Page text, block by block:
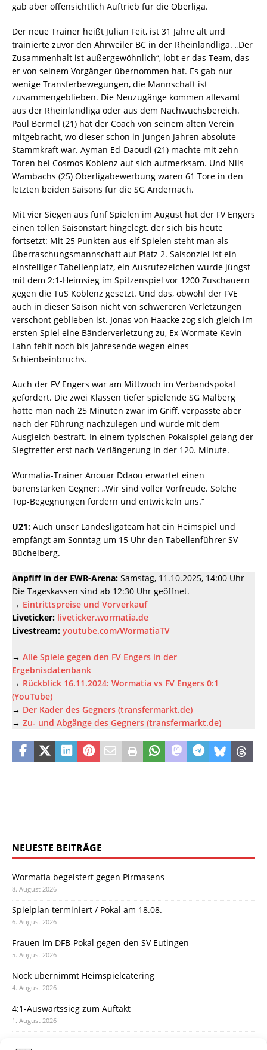
gab aber offensichtlich Auftrieb für die Oberliga.
Der neue Trainer heißt Julian Feit, ist 31 Jahre alt und
trainierte zuvor den Ahrweiler BC in der Rheinlandliga. „Der
Zusammenhalt ist außergewöhnlich“, lobt er das Team, das
er von seinem Vorgänger übernommen hat. Es gab nur
wenige Transferbewegungen, die Mannschaft ist
zusammengeblieben. Die Neuzugänge kommen allesamt
aus der Rheinlandliga oder aus dem Nachwuchsbereich.
Paul Bermel (21) hat der Coach von seinem alten Verein
mitgebracht, wo dieser schon in jungen Jahren absolute
Stammkraft war. Ayman Ed-Daoudi (21) machte mit zehn
Toren bei Cosmos Koblenz auf sich aufmerksam. Und Nils
Wambachs (25) Oberligabewerbung waren 61 Tore in den
letzten beiden Saisons für die SG Andernach.
Mit vier Siegen aus fünf Spielen im August hat der FV Engers
einen tollen Saisonstart hingelegt, der sich bis heute
fortsetzt: Mit 25 Punkten aus elf Spielen steht man als
Überraschungsmannschaft auf Platz 2. Saisonziel ist ein
einstelliger Tabellenplatz, ein Ausrufezeichen wurde jüngst
mit dem 2:1-Heimsieg im Spitzenspiel vor 1200 Zuschauern
gegen die TuS Koblenz gesetzt. Und das, obwohl der FVE
auch in dieser Saison nicht von schwereren Verletzungen
verschont geblieben ist. Jonas von Haacke zog sich gleich im
ersten Spiel eine Bänderverletzung zu, Ex-Wormate Kevin
Lahn fehlt noch bis Jahresende wegen eines
Schienbeinbruchs.
Auch der FV Engers war am Mittwoch im Verbandspokal
gefordert. Die zwei Klassen tiefer spielende SG Malberg
hatte man nach 25 Minuten zwar im Griff, verpasste aber
nach der Führung nachzulegen und wurde mit dem
Ausgleich bestraft. In einem typischen Pokalspiel gelang der
Siegtreffer erst nach Verlängerung in der 120. Minute.
Wormatia-Trainer Anouar Ddaou erwartet einen
bärenstarken Gegner: „Wir sind voller Vorfreude. Solche
Top-Begegnungen fordern und entwickeln uns.“
U21: Auch unser Landesligateam hat ein Heimspiel und
empfängt am Sonntag um 15 Uhr den Tabellenführer SV
Büchelberg.
Anpfiff in der EWR-Arena: Samstag, 11.10.2025, 14:00 Uhr
Die Tageskassen sind ab 12:30 Uhr geöffnet.
→ Eintrittspreise und Vorverkauf
Liveticker: liveticker.wormatia.de
Livestream: youtube.com/WormatiaTV
→ Alle Spiele gegen den FV Engers in der
Ergebnisdatenbank
→ Rückblick 16.11.2024: Wormatia vs FV Engers 0:1
(YouTube)
→ Der Kader des Gegners (transfermarkt.de)
→ Zu- und Abgänge des Gegners (transfermarkt.de)
NEUESTE BEITRÄGE
Wormatia begeistert gegen Pirmasens
8. August 2026
Spielplan terminiert / Pokal am 18.08.
6. August 2026
Frauen im DFB-Pokal gegen den SV Eutingen
5. August 2026
Nock übernimmt Heimspielcatering
4. August 2026
4:1-Auswärtssieg zum Auftakt
1. August 2026